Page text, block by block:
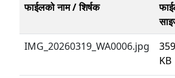
फाईलको नाम / शिर्षक
IMG_20260319_WA0006.jpg
KB